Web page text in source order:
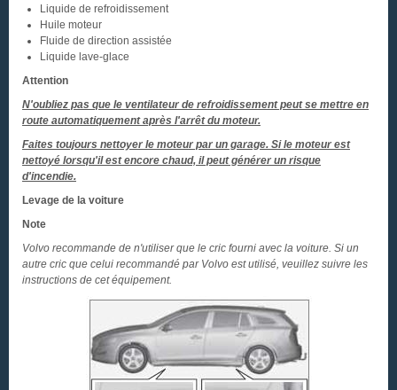
Liquide de refroidissement
Huile moteur
Fluide de direction assistée
Liquide lave-glace
Attention
N'oubliez pas que le ventilateur de refroidissement peut se mettre en
route automatiquement après l'arrêt du moteur.
Faites toujours nettoyer le moteur par un garage. Si le moteur est
nettoyé lorsqu'il est encore chaud, il peut générer un risque
d'incendie.
Levage de la voiture
Note
Volvo recommande de n'utiliser que le cric fourni avec la voiture. Si un
autre cric que celui recommandé par Volvo est utilisé, veuillez suivre les
instructions de cet équipement.